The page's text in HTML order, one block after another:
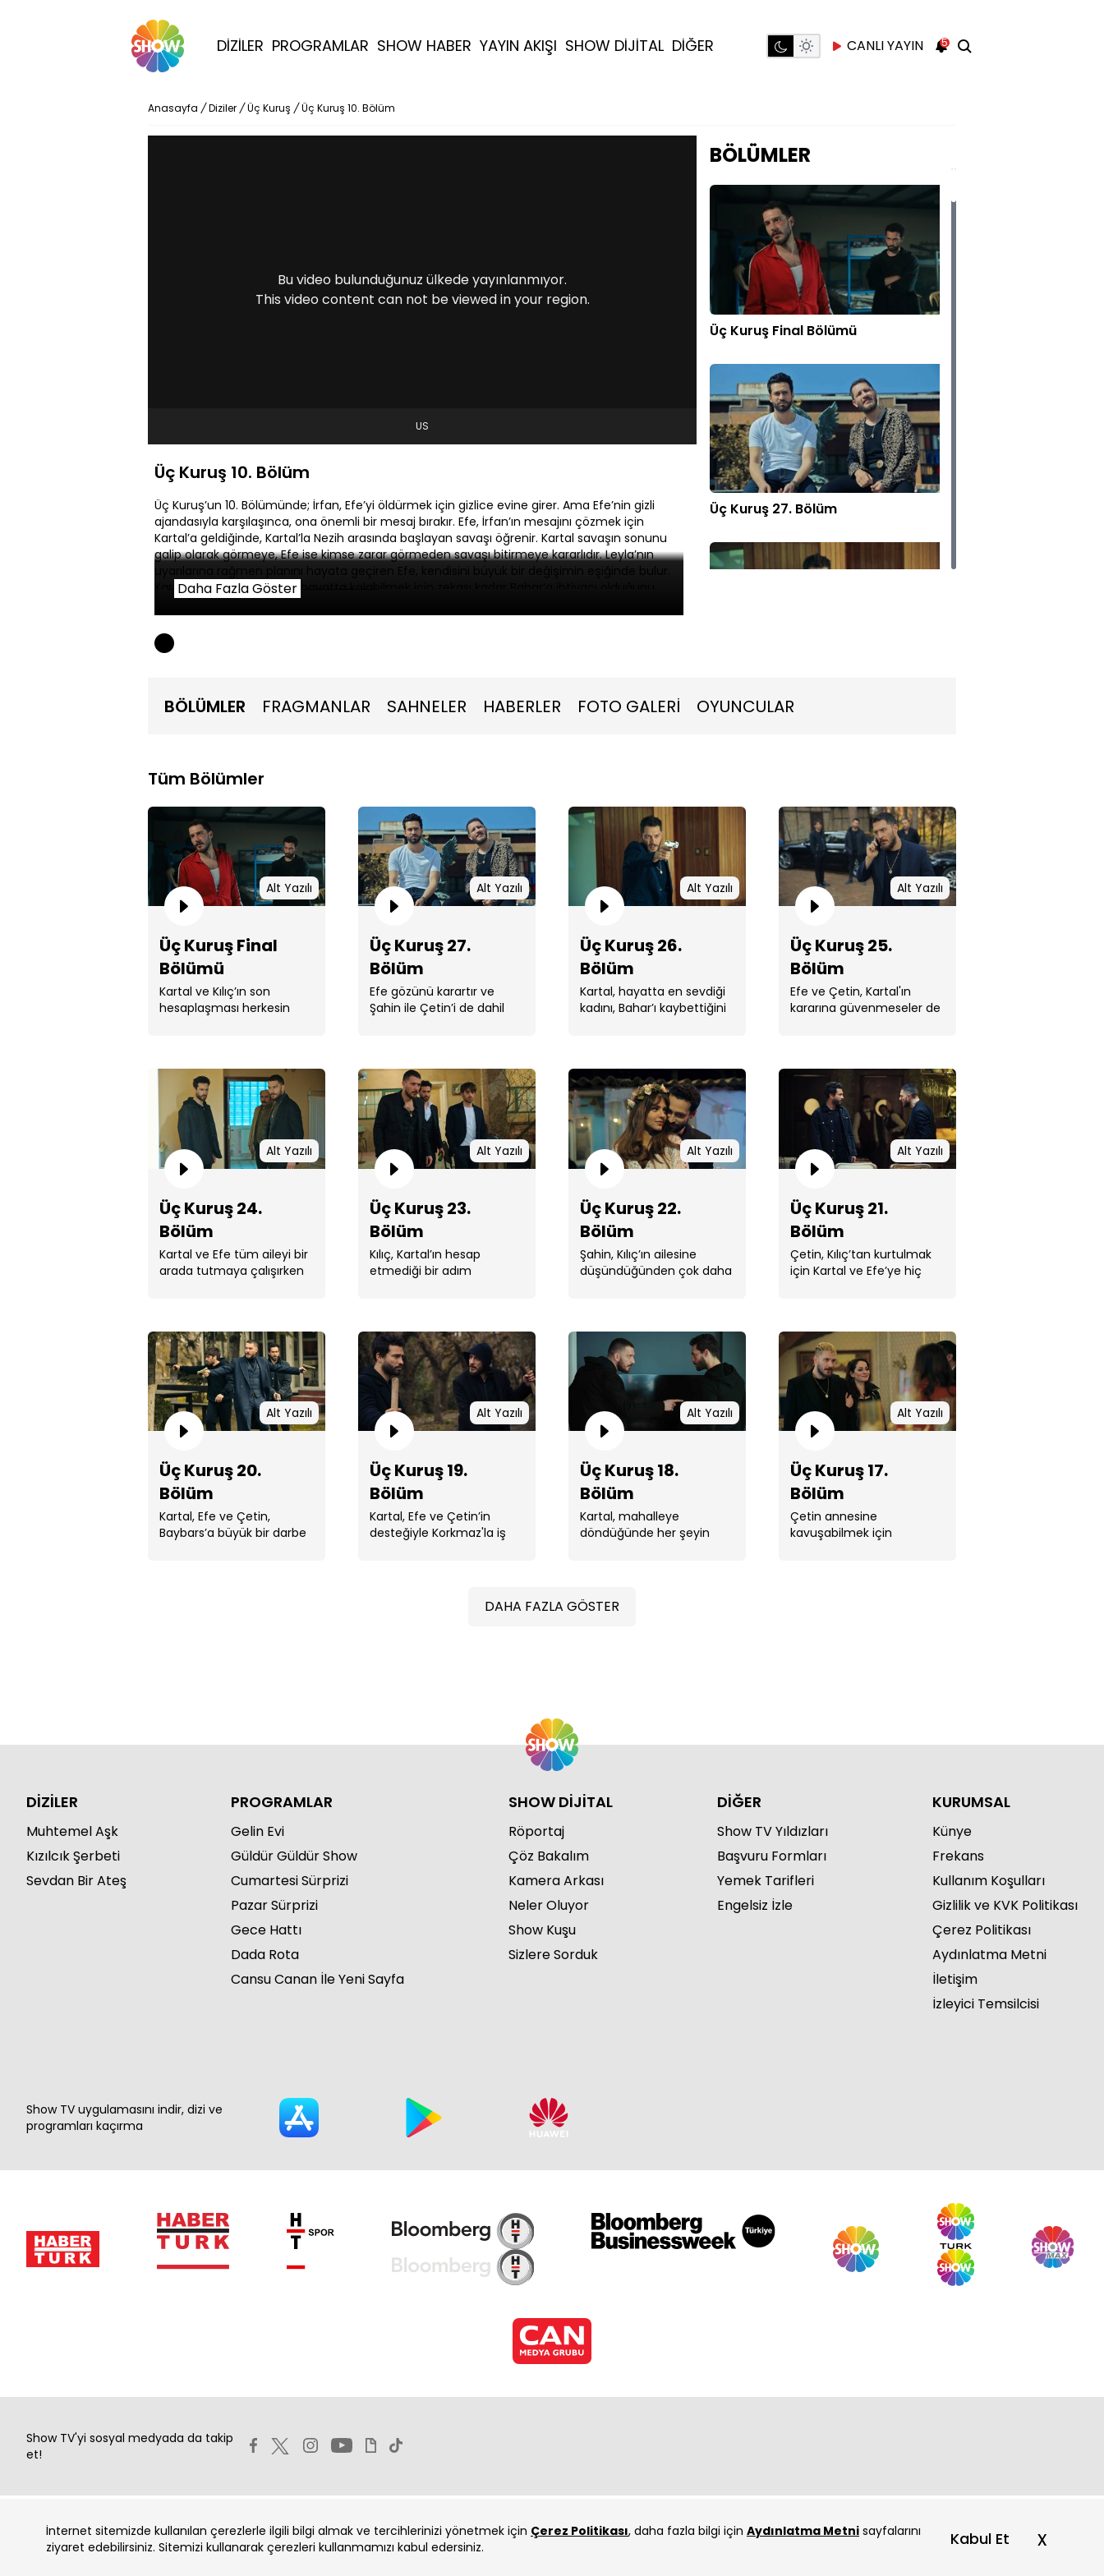
DİZİLER PROGRAMLAR SHOW HABER YAYIN AKIŞI SHOW DİJİTAL DİĞER CANLI YAYIN 5
Anasayfa / Diziler / Üç Kuruş / Üç Kuruş 10. Bölüm
Bu video bulunduğunuz ülkede yayınlanmıyor.
This video content can not be viewed in your region.
US
Üç Kuruş 10. Bölüm
Üç Kuruş’un 10. Bölümünde; İrfan, Efe’yi öldürmek için gizlice evine girer. Ama Efe’nin gizli
ajandasıyla karşılaşınca, ona önemli bir mesaj bırakır. Efe, İrfan’ın mesajını çözmek için
Kartal’a geldiğinde, Kartal’la Nezih arasında başlayan savaşı öğrenir. Kartal savaşın sonunu
galip olarak görmeye, Efe ise kimse zarar görmeden savaşı bitirmeye kararlıdır. Leyla’nın
uyarılarına rağmen planını hayata geçiren Efe, kendisini büyük bir değişimin eşiğinde bulur.
Kartal, Nezih’le savaşında hayatta kalabilmek için zekası kadar Bahar’a ihtiyacı olduğunu
anlar. İrfan ise hiç kimsenin beklemediği bir manevrayla yeni oyununun ilk hamlesini yapar.
Daha Fazla Göster
BÖLÜMLER
Üç Kuruş Final Bölümü
Üç Kuruş 27. Bölüm
Üç Kuruş 25. Bölüm
Üç Kuruş 23. Bölüm
Üç Kuruş 22. Bölüm
BÖLÜMLER FRAGMANLAR SAHNELER HABERLER FOTO GALERİ OYUNCULAR
Tüm Bölümler
Alt Yazılı
Üç Kuruş Final
Bölümü
Kartal ve Kılıç’ın son
hesaplaşması herkesin
Alt Yazılı
Üç Kuruş 27.
Bölüm
Efe gözünü karartır ve
Şahin ile Çetin’i de dahil
Alt Yazılı
Üç Kuruş 26.
Bölüm
Kartal, hayatta en sevdiği
kadını, Bahar’ı kaybettiğini
Alt Yazılı
Üç Kuruş 25.
Bölüm
Efe ve Çetin, Kartal'ın
kararına güvenmeseler de
Alt Yazılı
Üç Kuruş 24.
Bölüm
Kartal ve Efe tüm aileyi bir
arada tutmaya çalışırken
Alt Yazılı
Üç Kuruş 23.
Bölüm
Kılıç, Kartal’ın hesap
etmediği bir adım
Alt Yazılı
Üç Kuruş 22.
Bölüm
Şahin, Kılıç’ın ailesine
düşündüğünden çok daha
Alt Yazılı
Üç Kuruş 21.
Bölüm
Çetin, Kılıç’tan kurtulmak
için Kartal ve Efe’ye hiç
Alt Yazılı
Üç Kuruş 20.
Bölüm
Kartal, Efe ve Çetin,
Baybars’a büyük bir darbe
Alt Yazılı
Üç Kuruş 19.
Bölüm
Kartal, Efe ve Çetin’in
desteğiyle Korkmaz'la iş
Alt Yazılı
Üç Kuruş 18.
Bölüm
Kartal, mahalleye
döndüğünde her şeyin
Alt Yazılı
Üç Kuruş 17.
Bölüm
Çetin annesine
kavuşabilmek için
DAHA FAZLA GÖSTER
İnternet sitemizde kullanılan çerezlerle ilgili bilgi almak ve tercihlerinizi yönetmek için Çerez Politikası, daha fazla bilgi için Aydınlatma Metni sayfalarını
ziyaret edebilirsiniz. Sitemizi kullanarak çerezleri kullanmamızı kabul edersiniz.
Kabul Et x
DİZİLER
Muhtemel Aşk
Kızılcık Şerbeti
Sevdan Bir Ateş
PROGRAMLAR
Gelin Evi
Güldür Güldür Show
Cumartesi Sürprizi
Pazar Sürprizi
Gece Hattı
Dada Rota
Cansu Canan İle Yeni Sayfa
SHOW DİJİTAL
Röportaj
Çöz Bakalım
Kamera Arkası
Neler Oluyor
Show Kuşu
Sizlere Sorduk
DİĞER
Show TV Yıldızları
Başvuru Formları
Yemek Tarifleri
Engelsiz İzle
KURUMSAL
Künye
Frekans
Kullanım Koşulları
Gizlilik ve KVK Politikası
Çerez Politikası
Aydınlatma Metni
İletişim
İzleyici Temsilcisi
Show TV uygulamasını indir, dizi ve
programları kaçırma
Show TV'yi sosyal medyada da takip
et!
Copyright 2026 Show Televizyon Yayıncılık A.Ş.